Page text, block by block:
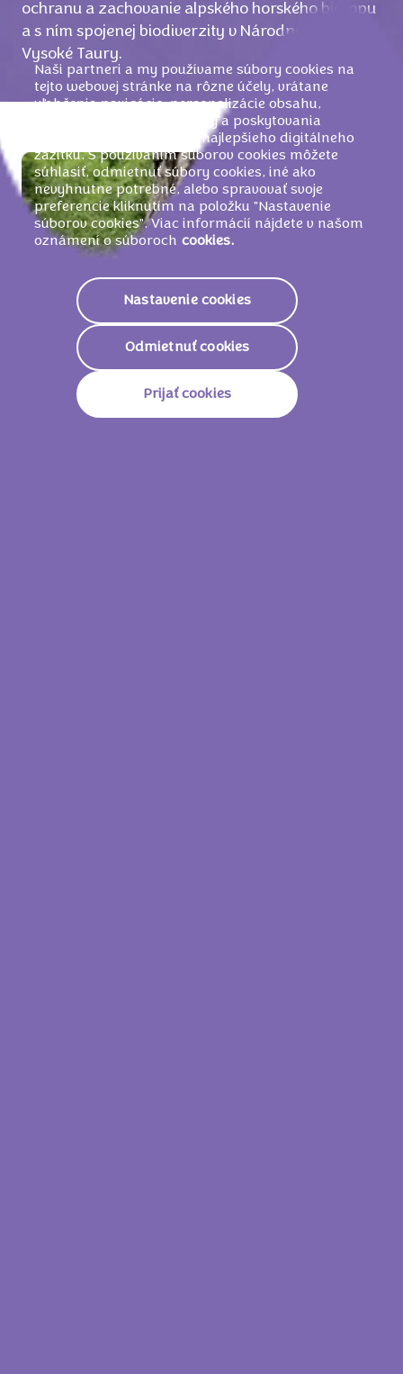
ochranu a zachovanie alpského horského biotopu
a s ním spojenej biodiverzity v Národnom parku
Vysoké Taury.
Naši partneri a my používame súbory cookies na
tejto webovej stránke na rôzne účely, vrátane
uľahčenia navigácie, personalizácie obsahu,
merania používania stránky a poskytovania
relevantnej reklamy, a čo najlepšieho digitálneho
zážitku. S používaním súborov cookies môžete
súhlasiť, odmietnuť súbory cookies, iné ako
nevyhnutne potrebné, alebo spravovať svoje
preferencie kliknutím na položku "Nastavenie
súborov cookies". Viac informácií nájdete v našom
oznámení o súboroch cookies.
Nastavenie cookies
Odmietnuť cookies
Prijať cookies